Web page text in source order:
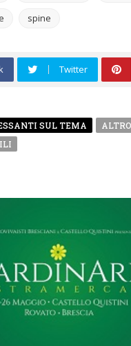
spine
Twitter
SUL TEMA